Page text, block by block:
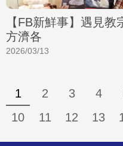
【FB新鮮事】遇見教
方濟各
2026/03/13
1 2 3 4
10
11 12 13